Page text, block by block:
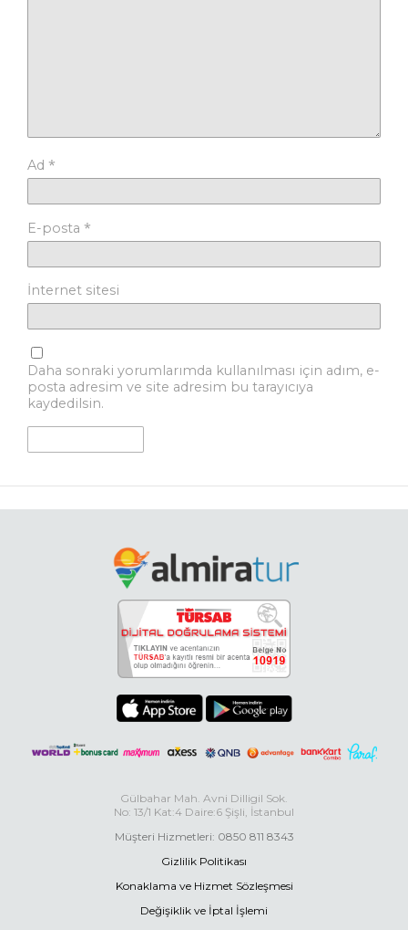
Ad *
E-posta *
İnternet sitesi
Daha sonraki yorumlarımda kullanılması için adım, e-
posta adresim ve site adresim bu tarayıcıya
kaydedilsin.
Gülbahar Mah. Avni Dilligil Sok.
No: 13/1 Kat:4 Daire:6 Şişli, İstanbul
Müşteri Hizmetleri: 0850 811 8343
Gizlilik Politikası
Konaklama ve Hizmet Sözleşmesi
Değişiklik ve İptal İşlemi